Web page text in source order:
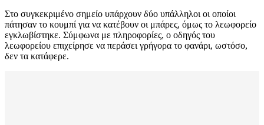
Στο συγκεκριμένο σημείο υπάρχουν δύο υπάλληλοι οι οποίοι
πάτησαν το κουμπί για να κατέβουν οι μπάρες, όμως το λεωφορείο
εγκλωβίστηκε. Σύμφωνα με πληροφορίες, ο οδηγός του
λεωφορείου επιχείρησε να περάσει γρήγορα το φανάρι, ωστόσο,
δεν τα κατάφερε.